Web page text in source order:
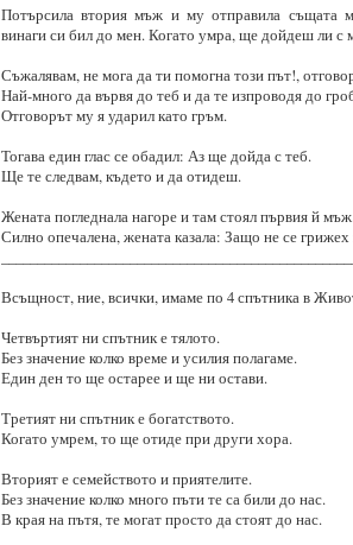
Потърсила втория мъж и му отправила същата
винаги си бил до мен. Когато умра, ще дойдеш ли с
Съжалявам, не мога да ти помогна този път!,
Най-много да вървя до теб и да те изпроводя до
Отговорът му я ударил като гръм.
Тогава един глас се обадил: Аз ще дойда с теб.
Ще те следвам, където и да отидеш.
Жената погледнала нагоре и там стоял първия й
Силно опечалена, жената казала: Защо не се
Всъщност, ние, всички, имаме по 4 спътника в
Четвъртият ни спътник е тялото.
Без значение колко време и усилия полагаме.
Един ден то ще остарее и ще ни остави.
Третият ни спътник е богатството.
Когато умрем, то ще отиде при други хора.
Вторият е семейството и приятелите.
Без значение колко много пъти те са били до нас.
В края на пътя, те могат просто да стоят до нас.